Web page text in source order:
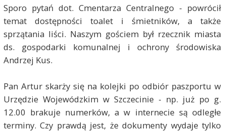
Sporo pytań dot. Cmentarza Centralnego - powrócił
temat dostępności toalet i śmietników, a także
sprzątania liści. Naszym gościem był rzecznik miasta
ds. gospodarki komunalnej i ochrony środowiska
Andrzej Kus.
Pan Artur skarży się na kolejki po odbiór paszportu w
Urzędzie Wojewódzkim w Szczecinie - np. już po g.
12.00 brakuje numerków, a w internecie są odległe
terminy. Czy prawdą jest, że dokumenty wydaje tylko